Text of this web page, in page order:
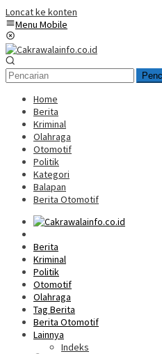
Loncat ke konten
Menu Mobile
Home
Berita
Kriminal
Olahraga
Otomotif
Politik
Kategori
Balapan
Berita Otomotif
Berita
Kriminal
Politik
Otomotif
Olahraga
Tag Berita
Berita Otomotif
Lainnya
Indeks